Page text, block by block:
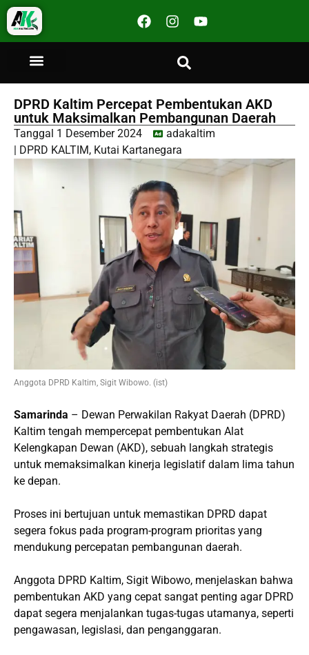
DPRD Kaltim Percepat Pembentukan AKD
untuk Maksimalkan Pembangunan Daerah
Tanggal 1 Desember 2024
adakaltim
DPRD KALTIM, Kutai Kartanegara
Anggota DPRD Kaltim, Sigit Wibowo. (ist)
Samarinda – Dewan Perwakilan Rakyat Daerah (DPRD)
Kaltim tengah mempercepat pembentukan Alat
Kelengkapan Dewan (AKD), sebuah langkah strategis
untuk memaksimalkan kinerja legislatif dalam lima tahun
ke depan.
Proses ini bertujuan untuk memastikan DPRD dapat
segera fokus pada program-program prioritas yang
mendukung percepatan pembangunan daerah.
Anggota DPRD Kaltim, Sigit Wibowo, menjelaskan bahwa
pembentukan AKD yang cepat sangat penting agar DPRD
dapat segera menjalankan tugas-tugas utamanya, seperti
pengawasan, legislasi, dan penganggaran.